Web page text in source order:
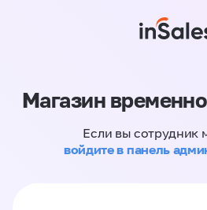
Магазин
Если вы сотрудник
войдите в панель